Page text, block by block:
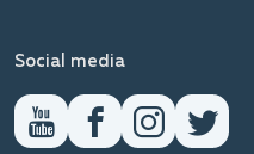
Social media